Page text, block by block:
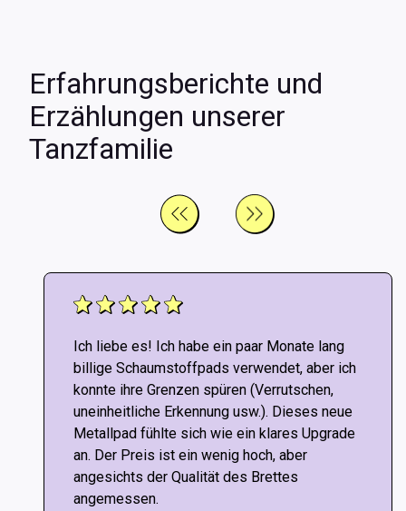
Erfahrungsberichte und
Erzählungen unserer
Tanzfamilie
Ich liebe es! Ich habe ein paar Monate lang
billige Schaumstoffpads verwendet, aber ich
konnte ihre Grenzen spüren (Verrutschen,
uneinheitliche Erkennung usw.). Dieses neue
Metallpad fühlte sich wie ein klares Upgrade
an. Der Preis ist ein wenig hoch, aber
angesichts der Qualität des Brettes
angemessen.